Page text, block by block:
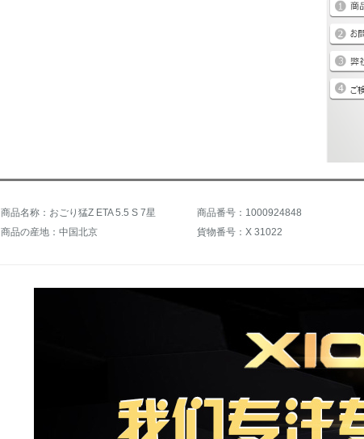
商品名称：おごり猛Z ETA 5.5 S 7星 商品番号：1000924848
商品の産地：中国北京
貨物番号：X 31022